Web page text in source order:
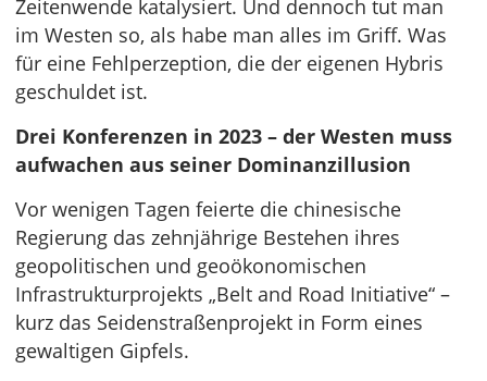
Zeitenwende katalysiert. Und dennoch tut man
im Westen so, als habe man alles im Griff. Was
für eine Fehlperzeption, die der eigenen Hybris
geschuldet ist.
Drei Konferenzen in 2023 – der Westen muss
aufwachen aus seiner Dominanzillusion
Vor wenigen Tagen feierte die chinesische
Regierung das zehnjährige Bestehen ihres
geopolitischen und geoökonomischen
Infrastrukturprojekts „Belt and Road Initiative“ –
kurz das Seidenstraßenprojekt in Form eines
gewaltigen Gipfels.